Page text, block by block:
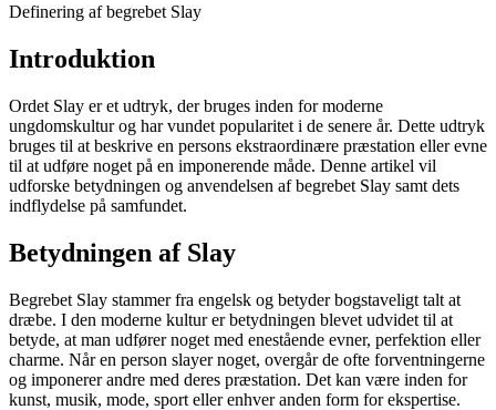
Definering af begrebet Slay
Introduktion
Ordet Slay er et udtryk, der bruges inden for moderne
ungdomskultur og har vundet popularitet i de senere år. Dette udtryk
bruges til at beskrive en persons ekstraordinære præstation eller evne
til at udføre noget på en imponerende måde. Denne artikel vil
udforske betydningen og anvendelsen af begrebet Slay samt dets
indflydelse på samfundet.
Betydningen af Slay
Begrebet Slay stammer fra engelsk og betyder bogstaveligt talt at
dræbe. I den moderne kultur er betydningen blevet udvidet til at
betyde, at man udfører noget med enestående evner, perfektion eller
charme. Når en person slayer noget, overgår de ofte forventningerne
og imponerer andre med deres præstation. Det kan være inden for
kunst, musik, mode, sport eller enhver anden form for ekspertise.